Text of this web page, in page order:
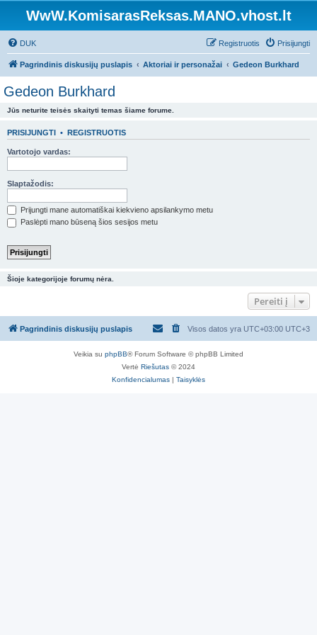
WwW.KomisarasReksas.MANO.vhost.lt
DUK Prisijungti
Registruotis
Pagrindinis diskusijų puslapis Aktoriai ir personažai Gedeon Burkhard
Gedeon Burkhard
Jūs neturite teisės skaityti temas šiame forume.
PRISIJUNGTI • REGISTRUOTIS
Vartotojo vardas:
Slaptažodis:
Prijungti mane automatiškai kiekvieno apsilankymo metu
Paslėpti mano būseną šios sesijos metu
Šioje kategorijoje forumų nėra.
Pereiti į
Pagrindinis diskusijų puslapis Visos datos yra UTC+03:00 UTC+3
Veikia su phpBB® Forum Software © phpBB Limited
Vertė Riešutas © 2024
Konfidencialumas | Taisyklės